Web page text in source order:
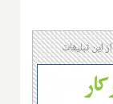
این تبلیغات